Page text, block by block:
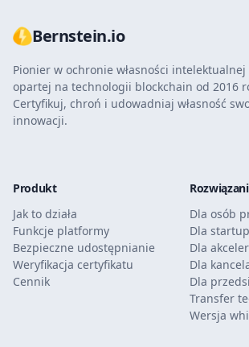
Bernstein.io
Pionier w ochronie własności intelektualnej
opartej na technologii blockchain od 2016
Certyfikuj, chroń i udowadniaj własność
innowacji.
Produkt
Jak to działa
Funkcje platformy
Bezpieczne udostępnianie
Weryfikacja certyfikatu
Cennik
Dla osób
Dla
Dla
Dla
Dla
Transfer
Wersja